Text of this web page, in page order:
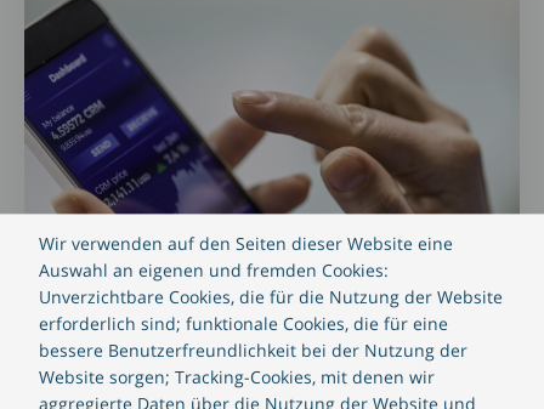
Wir verwenden auf den Seiten dieser Website eine
Auswahl an eigenen und fremden Cookies:
Unverzichtbare Cookies, die für die Nutzung der Website
erforderlich sind; funktionale Cookies, die für eine
bessere Benutzerfreundlichkeit bei der Nutzung der
Website sorgen; Tracking-Cookies, mit denen wir
aggregierte Daten über die Nutzung der Website und